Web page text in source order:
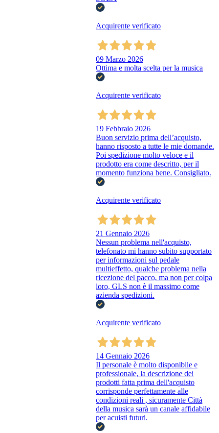
Acquirente verificato
09 Marzo 2026
Ottima e molta scelta per la musica
Acquirente verificato
19 Febbraio 2026
Buon servizio prima dell’acquisto,
hanno risposto a tutte le mie domande.
Poi spedizione molto veloce e il
prodotto era come descritto, per il
momento funziona bene. Consigliato.
Acquirente verificato
21 Gennaio 2026
Nessun problema nell'acquisto,
telefonato mi hanno subito supportato
per informazioni sul pedale
multieffetto, qualche problema nella
ricezione del pacco, ma non per colpa
loro, GLS non è il massimo come
azienda spedizioni.
Acquirente verificato
14 Gennaio 2026
Il personale è molto disponibile e
professionale, la descrizione dei
prodotti fatta prima dell'acquisto
corrisponde perfettamente alle
condizioni reali , sicuramente Città
della musica sarà un canale affidabile
per acuisti futuri.